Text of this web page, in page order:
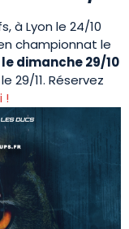
à Lyon le 24/10
championnat le
dimanche 29/10
29/11. Réservez
!